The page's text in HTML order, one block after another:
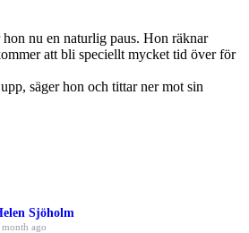
nu en naturlig paus. Hon räknar
att bli speciellt mycket tid över för
säger hon och tittar ner mot sin
Sjöholm
month ago